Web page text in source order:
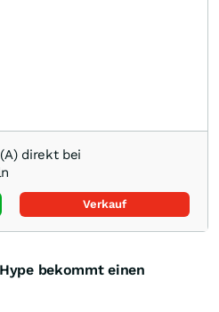
direkt bei
Verkauf
bekommt einen